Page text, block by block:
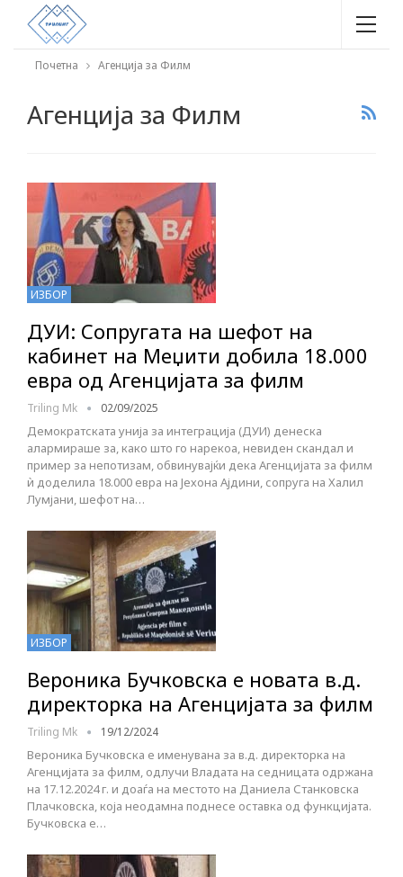
Почетна Агенција за Филм
Агенција за Филм
ИЗБОР
ДУИ: Сопругата на шефот на
кабинет на Меџити добила 18.000
евра од Агенцијата за филм
Triling Mk 02/09/2025
Демократската унија за интеграција (ДУИ) денеска
алармираше за, како што го нарекоа, невиден скандал и
пример за непотизам, обвинувајќи дека Агенцијата за филм
ѝ доделила 18.000 евра на Јехона Ајдини, сопруга на Халил
Лумјани, шефот на…
ИЗБОР
Вероника Бучковска e новата в.д.
директорка на Агенцијата за филм
Triling Mk 19/12/2024
Вероника Бучковска е именувана за в.д. директорка на
Агенцијата за филм, одлучи Владата на седницата одржана
на 17.12.2024 г. и доаѓа на местото на Даниела Станковска
Плачковска, која неодамна поднесе оставка од функцијата.
Бучковска е…